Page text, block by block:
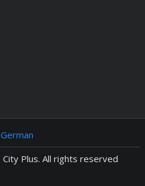
German
Plus. All rights reserved